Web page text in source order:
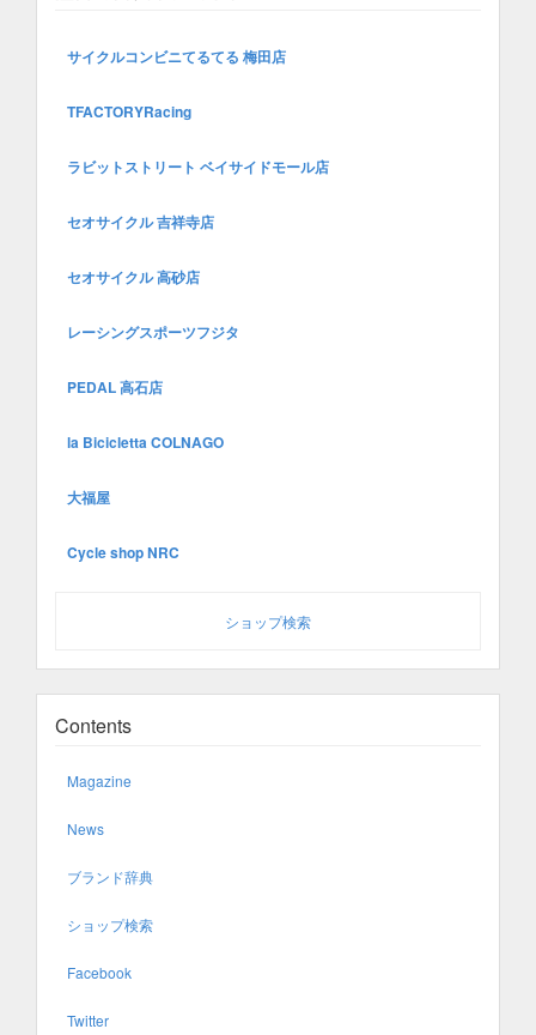
サイクルコンビニてるてる 梅田店
TFACTORYRacing
ラビットストリート ベイサイドモール店
セオサイクル 吉祥寺店
セオサイクル 高砂店
レーシングスポーツフジタ
PEDAL 高石店
la Bicicletta COLNAGO
大福屋
Cycle shop NRC
ショップ検索
Contents
Magazine
News
ブランド辞典
ショップ検索
Facebook
Twitter